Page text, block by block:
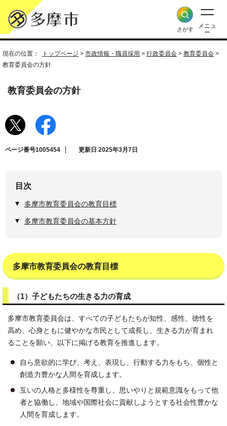
さがす
メニュ
ー
現在の位置： トップページ > 市政情報・職員採用 > 行政委員会 > 教育委員会 >
教育委員会の方針
教育委員会の方針
ページ番号1005454 更新日 2025年3月7日
目次
多摩市教育委員会の教育目標
多摩市教育委員会の基本方針
多摩市教育委員会の教育目標
（1）子どもたちの生きる力の育成
多摩市教育委員会は、すべての子どもたちが知性、感性、徳性を
高め、心身ともに健やかな市民として成長し、生きる力が育まれ
ることを願い、以下に掲げる教育を推進します。
自ら意欲的に学び、考え、表現し、行動する力をもち、個性と
創造力豊かな人間を育成します。
互いの人格と多様性を尊重し、思いやりと規範意識をもって他
者と協働し、地域や国際社会に貢献しようとする社会性豊かな
人間を育成します。